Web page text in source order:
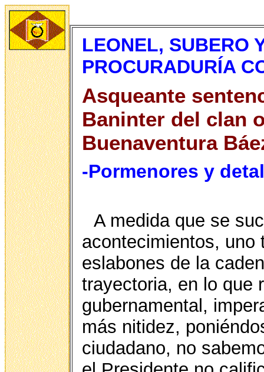
LEONEL, SUBERO
PROCURADURÍA
Asqueante
Baninter del clan
Buenaventura
-Pormenores y
A medida que se
acontecimientos, uno
eslabones de la
trayectoria, en lo que
gubernamental,
más nitidez,
ciudadano, no